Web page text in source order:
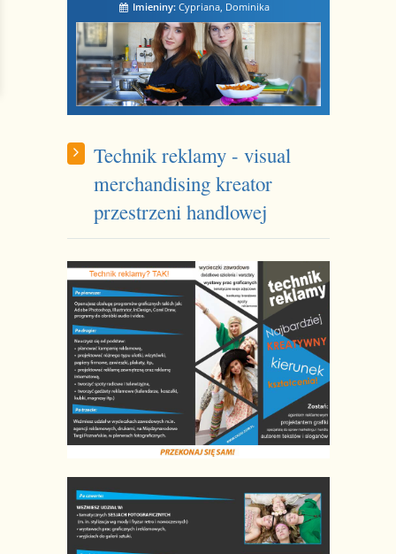
Imieniny: Cypriana, Dominika
Technik reklamy - visual
merchandising kreator
przestrzeni handlowej